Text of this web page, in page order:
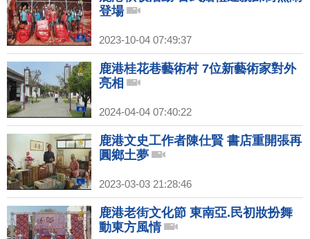
登場
2023-10-04 07:49:37
鹿港桂花巷藝術村 7位新藝術家對外
亮相
2024-04-04 07:40:22
鹿港文史工作者陳仕賢 書店重開張再
圓鄉土夢
2023-03-03 21:28:46
鹿港老街文化節 東南亞.民初妝扮舞
動東方風情